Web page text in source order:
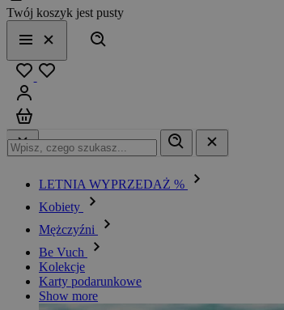
Twój koszyk jest pusty
Menu
Zamknij
LETNIA WYPRZEDAŻ %
Kobiety
Mężczyźni
Be Vuch
Kolekcje
Karty podarunkowe
Show more